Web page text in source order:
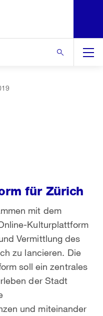
für Zürich
mit dem
Kulturplattform
Vermittlung des
zu lancieren. Die
soll ein zentrales
der Stadt
und miteinander